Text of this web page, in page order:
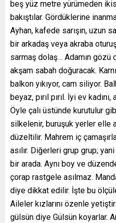
beş yüz metre yürümeden
bakıştılar. Gördüklerine
Ayhan, kafede sarışın, uzun
bir arkadaş veya akraba
sarmaş dolaş… Adamın gözü
akşam sabah doğuracak.
balkon yıkıyor, cam siliyor.
beyaz, pırıl pırıl. İyi ev kadını,
Öyle çalı üstünde kurutulur
silkelenir, buruşuk yerler elle
düzeltilir. Mahrem iç
asılır. Diğerleri grup grup;
bir arada. Aynı boy ve
çorap rastgele asılmaz.
diye dikkat edilir. İşte bu
Aileler kızlarını özenle
gülsün diye Gülsün koyarlar.